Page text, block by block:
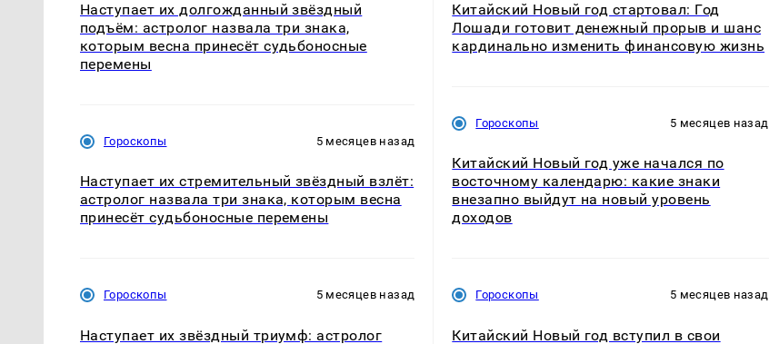
Наступает их долгожданный звёздный
подъём: астролог назвала три знака,
которым весна принесёт судьбоносные
перемены
Гороскопы 5 месяцев назад
Наступает их стремительный звёздный взлёт:
астролог назвала три знака, которым весна
принесёт судьбоносные перемены
Гороскопы 5 месяцев назад
Наступает их звёздный триумф: астролог
Китайский Новый год стартовал: Год
Лошади готовит денежный прорыв и шанс
кардинально изменить финансовую жизнь
Гороскопы 5 месяцев назад
Китайский Новый год уже начался по
восточному календарю: какие знаки
внезапно выйдут на новый уровень
доходов
Гороскопы 5 месяцев назад
Китайский Новый год вступил в свои